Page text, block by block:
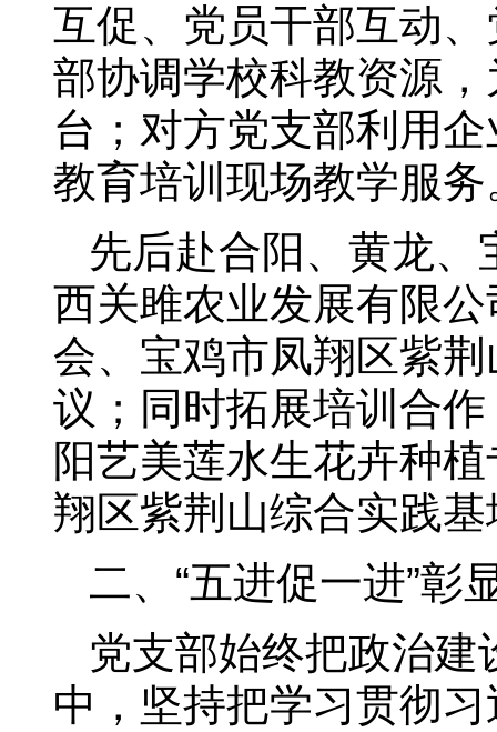
互促、党员干部互动
部协调学校科教资源
台；对方党支部利用
教育培训现场教学服务
先后赴合阳、黄龙
西关雎农业发展有限
会、宝鸡市凤翔区紫
议；同时拓展培训合
阳艺美莲水生花卉种
翔区紫荆山综合实践
二、“五进促一进”彰
党支部始终把政治
中，坚持把学习贯彻